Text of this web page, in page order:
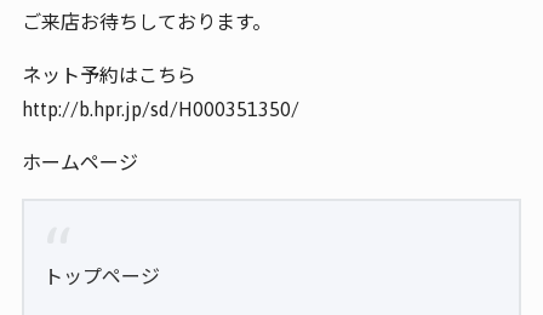
ご来店お待ちしております。
ネット予約はこちら
http://b.hpr.jp/sd/H000351350/
ホームページ
トップページ